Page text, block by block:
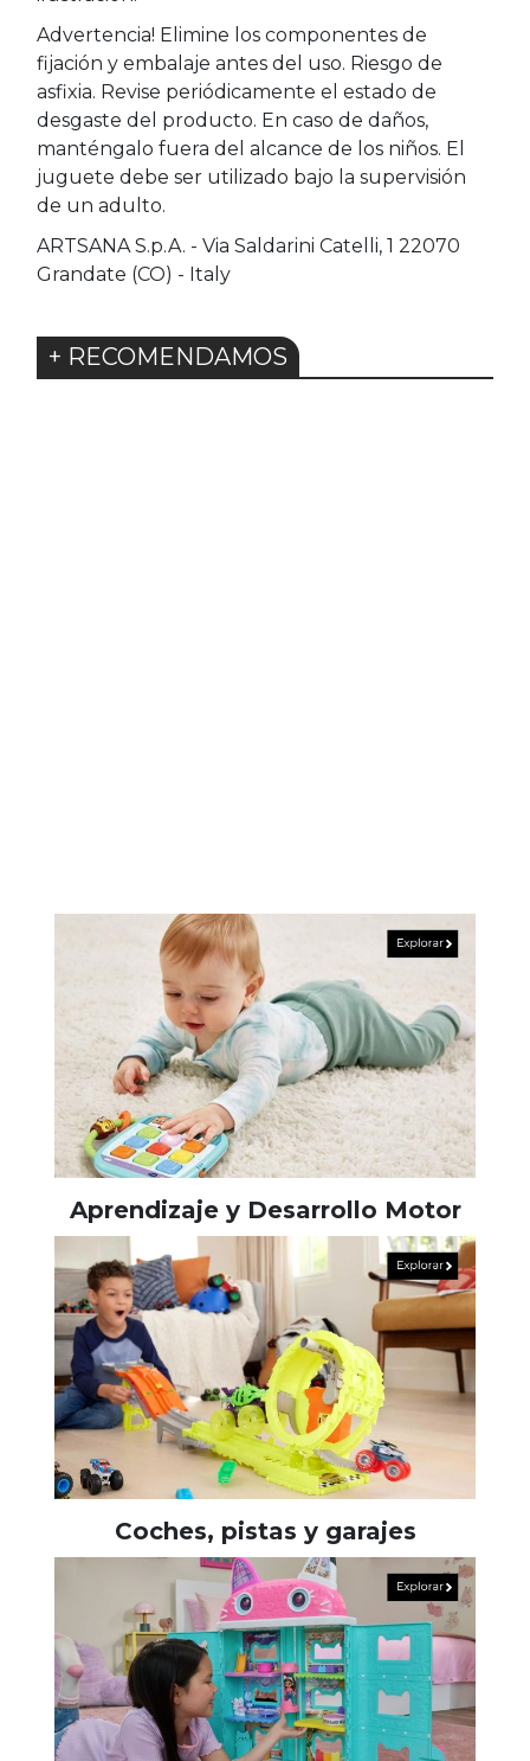
Advertencia! Elimine los componentes de
fijación y embalaje antes del uso. Riesgo de
asfixia. Revise periódicamente el estado de
desgaste del producto. En caso de daños,
manténgalo fuera del alcance de los niños. El
juguete debe ser utilizado bajo la supervisión
de un adulto.
ARTSANA S.p.A. - Via Saldarini Catelli, 1 22070
Grandate (CO) - Italy
+ RECOMENDAMOS
Aprendizaje y Desarrollo Motor
Coches, pistas y garajes